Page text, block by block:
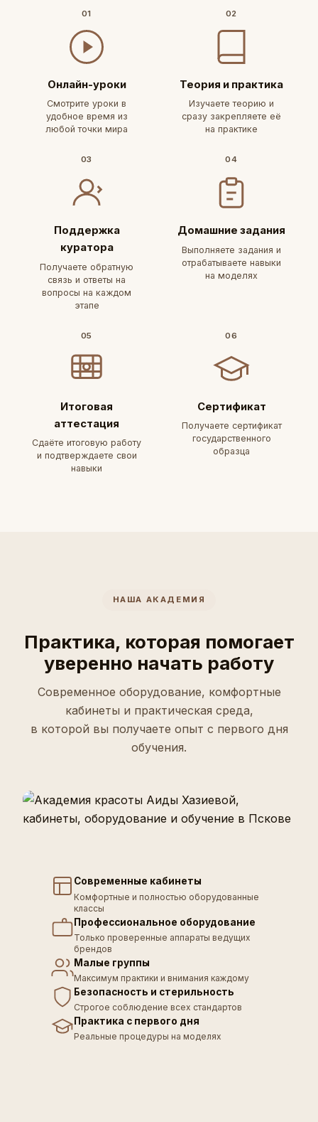
01
Онлайн-уроки
Смотрите уроки в
удобное время из
любой точки мира
02
Теория и практика
Изучаете теорию и
сразу закрепляете её
на практике
03
Поддержка
куратора
Получаете обратную
связь и ответы на
вопросы на каждом
этапе
04
Домашние задания
Выполняете задания и
отрабатываете навыки
на моделях
05
Итоговая
аттестация
Сдаёте итоговую работу
и подтверждаете свои
навыки
06
Сертификат
Получаете сертификат
государственного
образца
НАША АКАДЕМИЯ
Практика, которая помогает
уверенно начать работу
Современное оборудование, комфортные
кабинеты и практическая среда,
в которой вы получаете опыт с первого дня
обучения.
Современные кабинеты
Комфортные и полностью оборудованные
классы
Профессиональное оборудование
Только проверенные аппараты ведущих
брендов
Малые группы
Максимум практики и внимания каждому
Безопасность и стерильность
Строгое соблюдение всех стандартов
Практика с первого дня
Реальные процедуры на моделях